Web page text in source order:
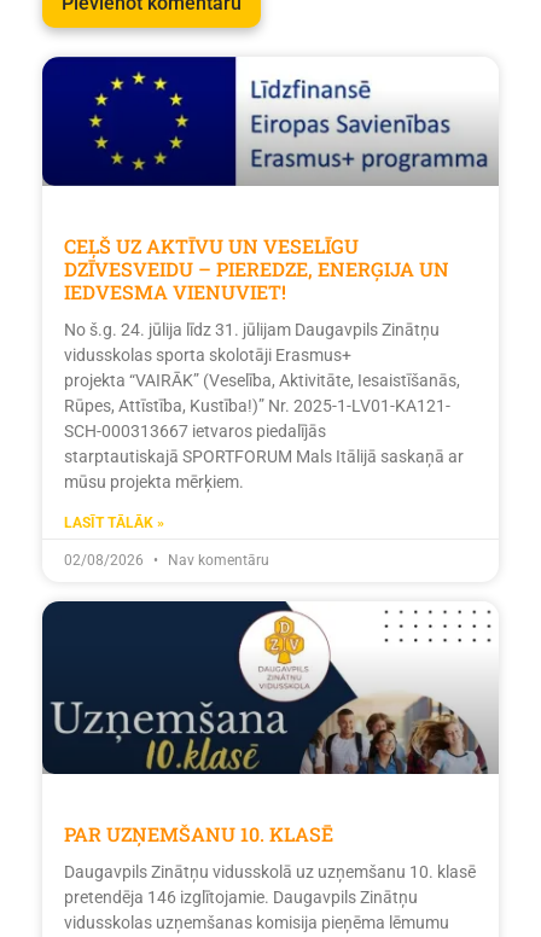
CEĻŠ UZ AKTĪVU UN VESELĪGU
DZĪVESVEIDU – PIEREDZE, ENERĢIJA UN
IEDVESMA VIENUVIET!
No š.g. 24. jūlija līdz 31. jūlijam Daugavpils Zinātņu
vidusskolas sporta skolotāji Erasmus+
projekta “VAIRĀK” (Veselība, Aktivitāte, Iesaistīšanās,
Rūpes, Attīstība, Kustība!)” Nr. 2025-1-LV01-KA121-
SCH-000313667 ietvaros piedalījās
starptautiskajā SPORTFORUM Mals Itālijā saskaņā ar
mūsu projekta mērķiem.
LASĪT TĀLĀK »
02/08/2026 Nav komentāru
PAR UZŅEMŠANU 10. KLASĒ
Daugavpils Zinātņu vidusskolā uz uzņemšanu 10. klasē
pretendēja 146 izglītojamie. Daugavpils Zinātņu
vidusskolas uzņemšanas komisija pieņēma lēmumu